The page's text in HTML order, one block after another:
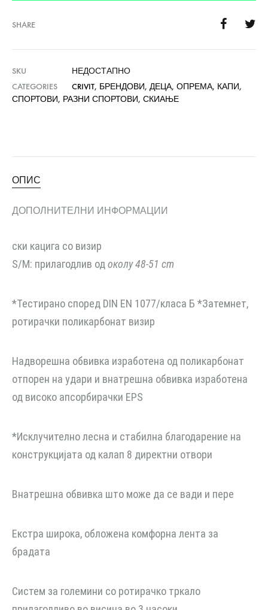
SHARE
SKU
НЕДОСТАПНО
CATEGORIES
CRIVIT, БРЕНДОВИ, ДЕЦА, ОПРЕМА, КАПИ,
СПОРТОВИ, РАЗНИ СПОРТОВИ, СКИАЊЕ
ОПИС
ДОПОЛНИТЕЛНИ ИНФОРМАЦИИ
ски кацига со визир
S/M: прилагодлив одоколу 48-51 cm
*Тестирано според DIN EN 1077/класа Б *Затемнет,
ротирачки поликарбонат визир
Надворешна обвивка изработена од поликарбонат
отпорен на удари и внатрешна обвивка изработена
од високо апсорбирачки EPS
*Исклучително лесна и стабилна благодарение на
конструкцијата од калап 8 директни отвори
Внатрешна обвивка што може да се вади и пере
Екстра широка, обложена комфорна лента за
брадата
Систем за големини со ротирачко тркало